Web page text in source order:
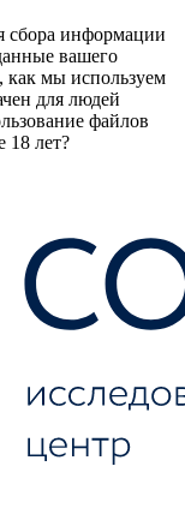
сбора информации
вашего
как мы используем
для людей
файлов
18 лет?